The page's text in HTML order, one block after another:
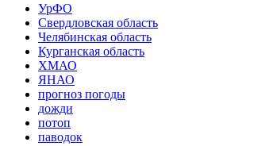
УрФО
Свердловская область
Челябинская область
Курганская область
ХМАО
ЯНАО
прогноз погоды
дожди
потоп
паводок